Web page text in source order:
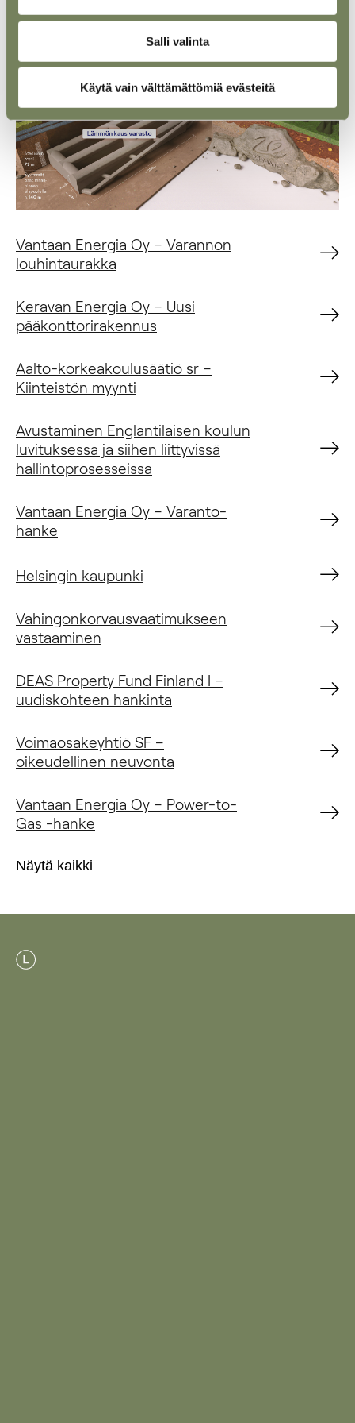
Salli valinta
Käytä vain välttämättömiä evästeitä
Vantaan Energia Oy – Varannon
louhintaurakka
Keravan Energia Oy – Uusi
pääkonttorirakennus
Aalto-korkeakoulusäätiö sr –
Kiinteistön myynti
Avustaminen Englantilaisen koulun
luvituksessa ja siihen liittyvissä
hallintoprosesseissa
Vantaan Energia Oy – Varanto-
hanke
Helsingin kaupunki
Vahingonkorvausvaatimukseen
vastaaminen
DEAS Property Fund Finland I –
uudiskohteen hankinta
Voimaosakeyhtiö SF –
oikeudellinen neuvonta
Vantaan Energia Oy – Power-to-
Gas -hanke
Näytä kaikki